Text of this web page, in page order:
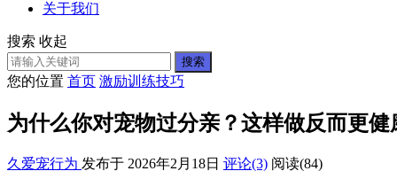
关于我们
搜索 收起
搜索
您的位置 首页 激励训练技巧
为什么你对宠物过分亲？这样做反而更健
久爱宠行为 发布于 2026年2月18日 评论(3) 阅读(84)